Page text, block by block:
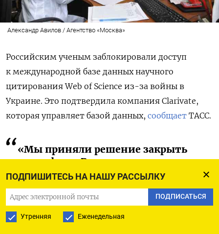
ПОДПИШИТЕСЬ НА НАШУ РАССЫЛКУ
ПОДПИСАТЬСЯ
Утренняя Еженедельная
Александр Авилов / Агентство «Москва»
Российским ученым заблокировали доступ
к международной базе данных научного
цитирования Web of Science из-за войны в
Украине. Это подтвердила компания Clarivate,
которая управляет базой данных, сообщает ТАСС.
«Мы приняли решение закрыть
наш офис в России и прекратить
коммерческую деятельность
в России. Это означает, что
действие учетных записей
российских пользователи Web
of Science приостановлено», —